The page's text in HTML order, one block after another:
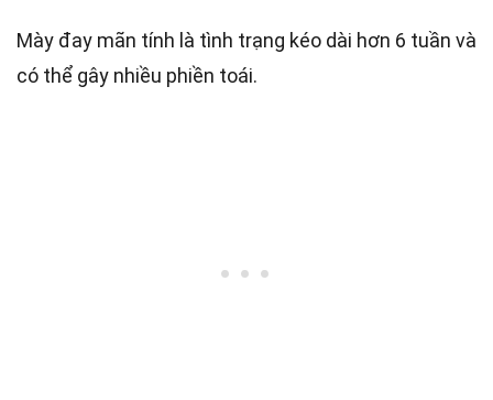
Mày đay mãn tính là tình trạng kéo dài hơn 6 tuần và
có thể gây nhiều phiền toái.